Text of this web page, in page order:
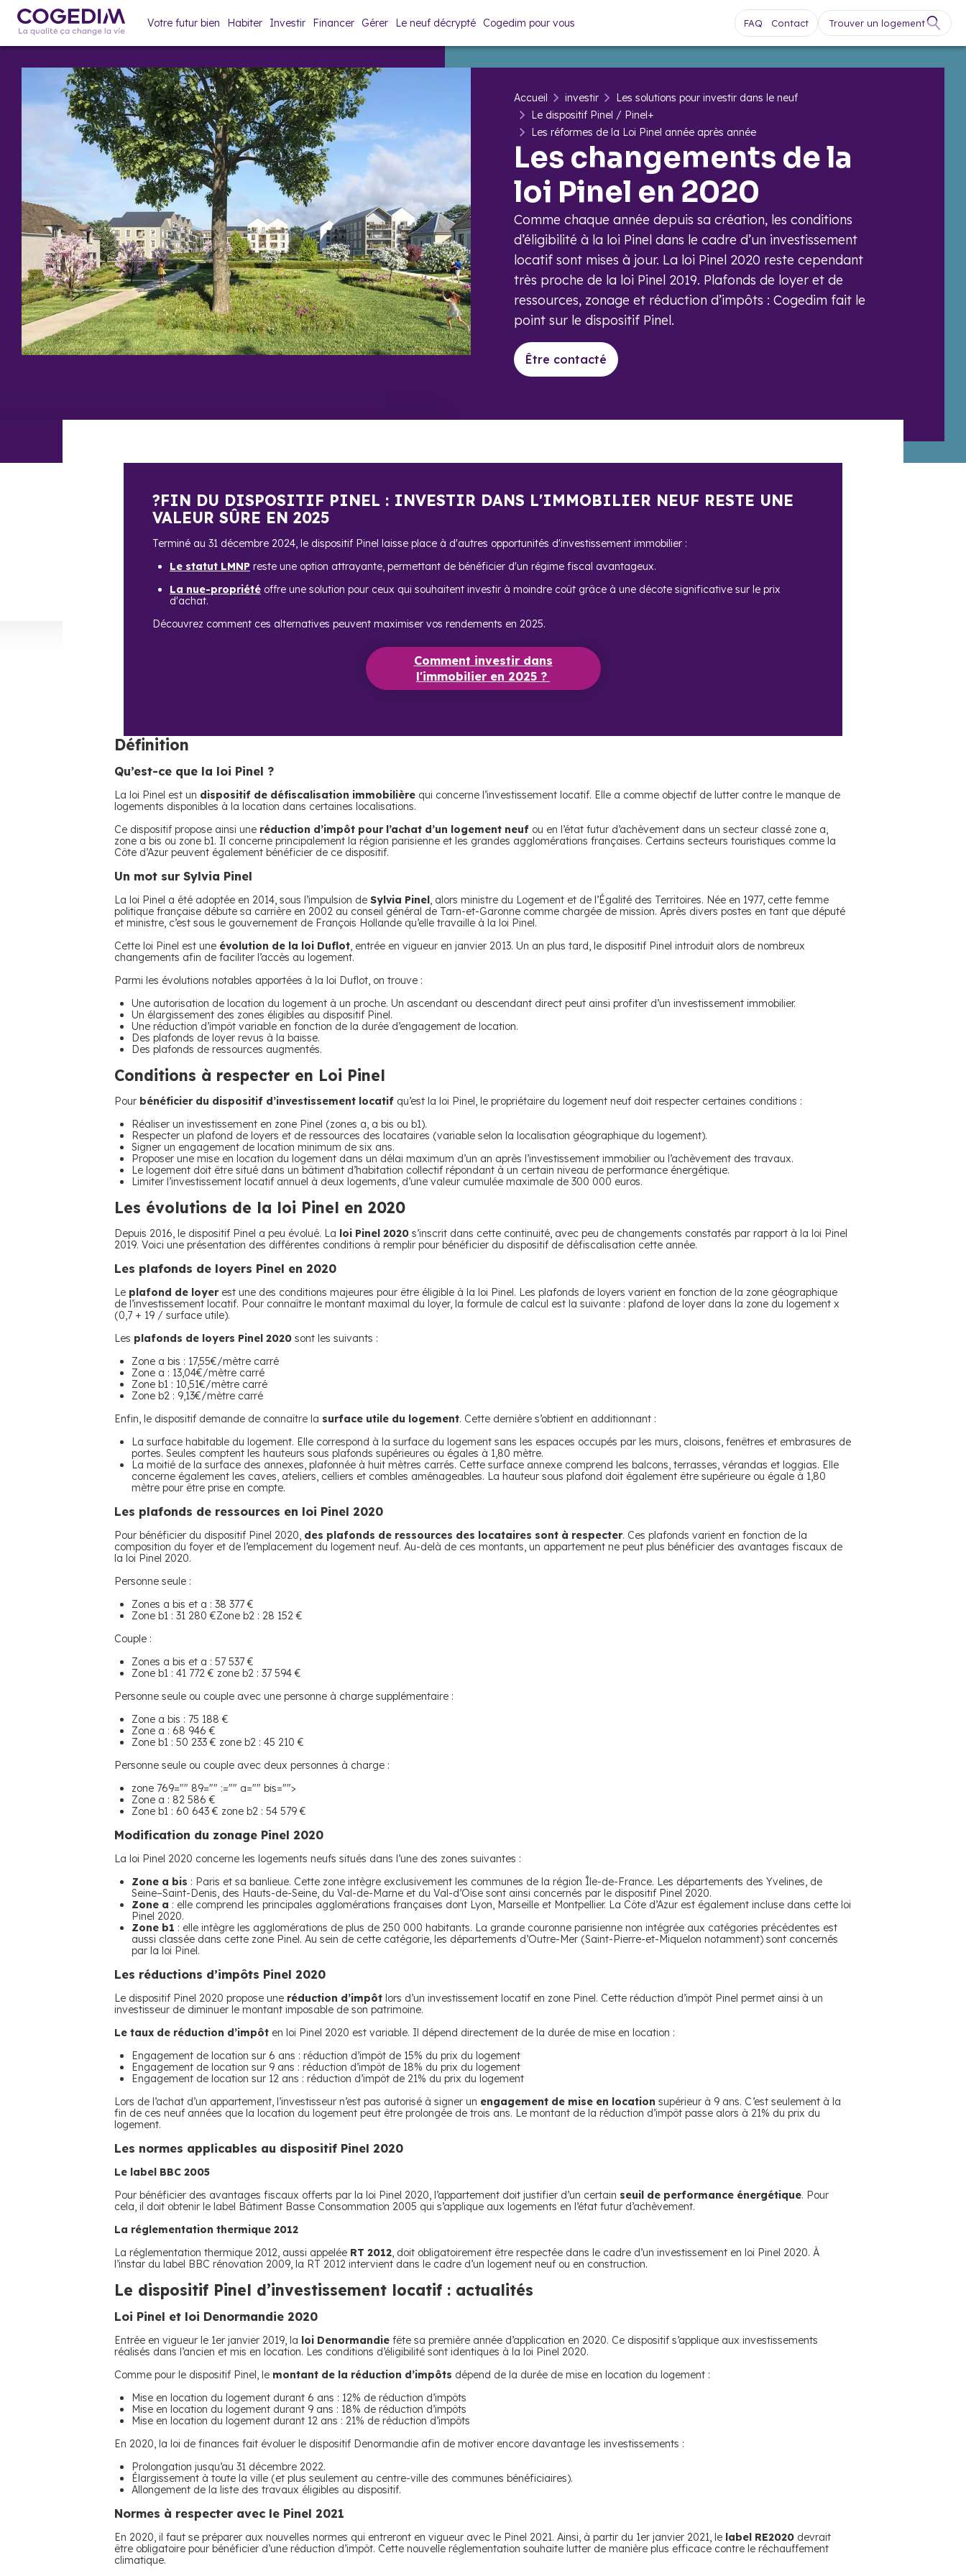
Votre futur bien Habiter Investir Financer Gérer Le neuf décrypté Cogedim pour vous FAQ Contact Trouver un logement
Accueil investir
Les solutions pour investir dans le neuf
Le dispositif Pinel / Pinel+
Les réformes de la Loi Pinel année après année
Les changements de la
loi Pinel en 2020
Comme chaque année depuis sa création, les conditions
d’éligibilité à la loi Pinel dans le cadre d’un investissement
locatif sont mises à jour. La loi Pinel 2020 reste cependant
très proche de la loi Pinel 2019. Plafonds de loyer et de
ressources, zonage et réduction d’impôts : Cogedim fait le
point sur le dispositif Pinel.
Être contacté
?FIN DU DISPOSITIF PINEL : INVESTIR DANS L'IMMOBILIER NEUF RESTE UNE
VALEUR SÛRE EN 2025
Terminé au 31 décembre 2024, le dispositif Pinel laisse place à d'autres opportunités d'investissement immobilier :
Le statut LMNP reste une option attrayante, permettant de bénéficier d'un régime fiscal avantageux.
La nue-propriété offre une solution pour ceux qui souhaitent investir à moindre coût grâce à une décote significative sur le prix
d'achat.
Découvrez comment ces alternatives peuvent maximiser vos rendements en 2025.
Comment investir dans
l'immobilier en 2025 ?
Définition
Qu’est-ce que la loi Pinel ?
La loi Pinel est un dispositif de défiscalisation immobilière qui concerne l’investissement locatif. Elle a comme objectif de lutter contre le manque de
logements disponibles à la location dans certaines localisations.
Ce dispositif propose ainsi une réduction d’impôt pour l’achat d’un logement neuf ou en l’état futur d’achèvement dans un secteur classé zone a,
zone a bis ou zone b1. Il concerne principalement la région parisienne et les grandes agglomérations françaises. Certains secteurs touristiques comme la
Côte d’Azur peuvent également bénéficier de ce dispositif.
Un mot sur Sylvia Pinel
La loi Pinel a été adoptée en 2014, sous l’impulsion de Sylvia Pinel, alors ministre du Logement et de l’Égalité des Territoires. Née en 1977, cette femme
politique française débute sa carrière en 2002 au conseil général de Tarn-et-Garonne comme chargée de mission. Après divers postes en tant que député
et ministre, c’est sous le gouvernement de François Hollande qu’elle travaille à la loi Pinel.
Cette loi Pinel est une évolution de la loi Duflot, entrée en vigueur en janvier 2013. Un an plus tard, le dispositif Pinel introduit alors de nombreux
changements afin de faciliter l’accès au logement.
Parmi les évolutions notables apportées à la loi Duflot, on trouve :
Une autorisation de location du logement à un proche. Un ascendant ou descendant direct peut ainsi profiter d’un investissement immobilier.
Un élargissement des zones éligibles au dispositif Pinel.
Une réduction d’impôt variable en fonction de la durée d’engagement de location.
Des plafonds de loyer revus à la baisse.
Des plafonds de ressources augmentés.
Conditions à respecter en Loi Pinel
Pour bénéficier du dispositif d’investissement locatif qu’est la loi Pinel, le propriétaire du logement neuf doit respecter certaines conditions :
Réaliser un investissement en zone Pinel (zones a, a bis ou b1).
Respecter un plafond de loyers et de ressources des locataires (variable selon la localisation géographique du logement).
Signer un engagement de location minimum de six ans.
Proposer une mise en location du logement dans un délai maximum d’un an après l’investissement immobilier ou l’achèvement des travaux.
Le logement doit être situé dans un bâtiment d’habitation collectif répondant à un certain niveau de performance énergétique.
Limiter l’investissement locatif annuel à deux logements, d’une valeur cumulée maximale de 300 000 euros.
Les évolutions de la loi Pinel en 2020
Depuis 2016, le dispositif Pinel a peu évolué. La loi Pinel 2020 s’inscrit dans cette continuité, avec peu de changements constatés par rapport à la loi Pinel
2019. Voici une présentation des différentes conditions à remplir pour bénéficier du dispositif de défiscalisation cette année.
Les plafonds de loyers Pinel en 2020
Le plafond de loyerest une des conditions majeures pour être éligible à la loi Pinel. Les plafonds de loyers varient en fonction de la zone géographique
de l’investissement locatif. Pour connaître le montant maximal du loyer, la formule de calcul est la suivante : plafond de loyer dans la zone du logement x
(0,7 + 19 / surface utile).
Les plafonds de loyers Pinel 2020 sont les suivants :
Zone a bis : 17,55€/mètre carré
Zone a : 13,04€/mètre carré
Zone b1 : 10,51€/mètre carré
Zone b2 : 9,13€/mètre carré
Enfin, le dispositif demande de connaître la surface utile du logement. Cette dernière s’obtient en additionnant :
La surface habitable du logement. Elle correspond à la surface du logement sans les espaces occupés par les murs, cloisons, fenêtres et embrasures de
portes. Seules comptent les hauteurs sous plafonds supérieures ou égales à 1,80 mètre.
La moitié de la surface des annexes, plafonnée à huit mètres carrés. Cette surface annexe comprend les balcons, terrasses, vérandas et loggias. Elle
concerne également les caves, ateliers, celliers et combles aménageables. La hauteur sous plafond doit également être supérieure ou égale à 1,80
mètre pour être prise en compte.
Les plafonds de ressources en loi Pinel 2020
Pour bénéficier du dispositif Pinel 2020, des plafonds de ressources des locataires sont à respecter. Ces plafonds varient en fonction de la
composition du foyer et de l’emplacement du logement neuf. Au-delà de ces montants, un appartement ne peut plus bénéficier des avantages fiscaux de
la loi Pinel 2020.
Personne seule :
Zones a bis et a : 38 377 €
Zone b1 : 31 280 €Zone b2 : 28 152 €
Couple :
Zones a bis et a : 57 537 €
Zone b1 : 41 772 € zone b2 : 37 594 €
Personne seule ou couple avec une personne à charge supplémentaire :
Zone a bis : 75 188 €
Zone a : 68 946 €
Zone b1 : 50 233 € zone b2 : 45 210 €
Personne seule ou couple avec deux personnes à charge :
zone 769="" 89="" :="" a="" bis="">
Zone a : 82 586 €
Zone b1 : 60 643 € zone b2 : 54 579 €
Modification du zonage Pinel 2020
La loi Pinel 2020 concerne les logements neufs situés dans l’une des zones suivantes :
Zone a bis : Paris et sa banlieue. Cette zone intègre exclusivement les communes de la région Île-de-France. Les départements des Yvelines, de
Seine–Saint-Denis, des Hauts-de-Seine, du Val-de-Marne et du Val-d’Oise sont ainsi concernés par le dispositif Pinel 2020.
Zone a : elle comprend les principales agglomérations françaises dont Lyon, Marseille et Montpellier. La Côte d’Azur est également incluse dans cette loi
Pinel 2020.
Zone b1 : elle intègre les agglomérations de plus de 250 000 habitants. La grande couronne parisienne non intégrée aux catégories précédentes est
aussi classée dans cette zone Pinel. Au sein de cette catégorie, les départements d’Outre-Mer (Saint-Pierre-et-Miquelon notamment) sont concernés
par la loi Pinel.
Les réductions d’impôts Pinel 2020
Le dispositif Pinel 2020 propose une réduction d’impôt lors d’un investissement locatif en zone Pinel. Cette réduction d’impôt Pinel permet ainsi à un
investisseur de diminuer le montant imposable de son patrimoine.
Le taux de réduction d’impôt en loi Pinel 2020 est variable. Il dépend directement de la durée de mise en location :
Engagement de location sur 6 ans : réduction d’impôt de 15% du prix du logement
Engagement de location sur 9 ans : réduction d’impôt de 18% du prix du logement
Engagement de location sur 12 ans : réduction d’impôt de 21% du prix du logement
Lors de l’achat d’un appartement, l’investisseur n’est pas autorisé à signer un engagement de mise en location supérieur à 9 ans. C’est seulement à la
fin de ces neuf années que la location du logement peut être prolongée de trois ans. Le montant de la réduction d’impôt passe alors à 21% du prix du
logement.
Les normes applicables au dispositif Pinel 2020
Le label BBC 2005
Pour bénéficier des avantages fiscaux offerts par la loi Pinel 2020, l’appartement doit justifier d’un certain seuil de performance énergétique. Pour
cela, il doit obtenir le label Bâtiment Basse Consommation 2005 qui s’applique aux logements en l’état futur d’achèvement.
La réglementation thermique 2012
La réglementation thermique 2012, aussi appelée RT 2012, doit obligatoirement être respectée dans le cadre d’un investissement en loi Pinel 2020. À
l’instar du label BBC rénovation 2009, la RT 2012 intervient dans le cadre d’un logement neuf ou en construction.
Le dispositif Pinel d’investissement locatif : actualités
Loi Pinel et loi Denormandie 2020
Entrée en vigueur le 1er janvier 2019, la loi Denormandie fête sa première année d’application en 2020. Ce dispositif s’applique aux investissements
réalisés dans l’ancien et mis en location. Les conditions d’éligibilité sont identiques à la loi Pinel 2020.
Comme pour le dispositif Pinel, le montant de la réduction d’impôts dépend de la durée de mise en location du logement :
Mise en location du logement durant 6 ans : 12% de réduction d’impôts
Mise en location du logement durant 9 ans : 18% de réduction d’impôts
Mise en location du logement durant 12 ans : 21% de réduction d’impôts
En 2020, la loi de finances fait évoluer le dispositif Denormandie afin de motiver encore davantage les investissements :
Prolongation jusqu’au 31 décembre 2022.
Élargissement à toute la ville (et plus seulement au centre-ville des communes bénéficiaires).
Allongement de la liste des travaux éligibles au dispositif.
Normes à respecter avec le Pinel 2021
En 2020, il faut se préparer aux nouvelles normes qui entreront en vigueur avec le Pinel 2021. Ainsi, à partir du 1er janvier 2021, le label RE2020 devrait
être obligatoire pour bénéficier d’une réduction d’impôt. Cette nouvelle réglementation souhaite lutter de manière plus efficace contre le réchauffement
climatique.